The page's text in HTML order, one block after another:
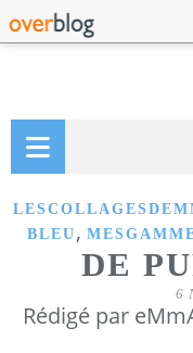
BLEU ,
DE
6
Rédigé par